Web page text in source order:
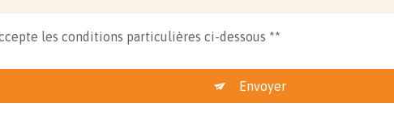
les conditions particulières ci-dessous **
Envoyer